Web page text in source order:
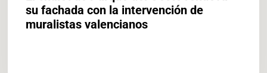
su fachada con la intervención de
muralistas valencianos